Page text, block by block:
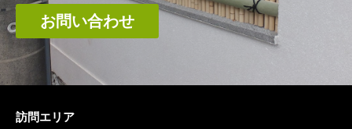
お問い合わせ
訪問エリア